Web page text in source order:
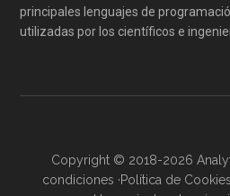
principales lenguajes de
utilizadas por los científicos e
Copyright © 2018-2026
condiciones ·Política de Cookies